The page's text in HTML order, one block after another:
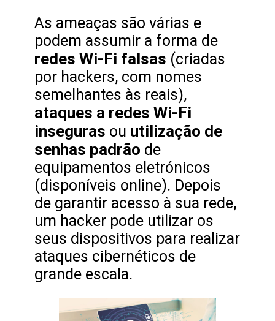
As ameaças são várias e
podem assumir a forma de
redes Wi-Fi falsas (criadas
por hackers, com nomes
semelhantes às reais),
ataques a redes Wi-Fi
inseguras ou utilização de
senhas padrão de
equipamentos eletrónicos
(disponíveis online). Depois
de garantir acesso à sua rede,
um hacker pode utilizar os
seus dispositivos para realizar
ataques cibernéticos de
grande escala.